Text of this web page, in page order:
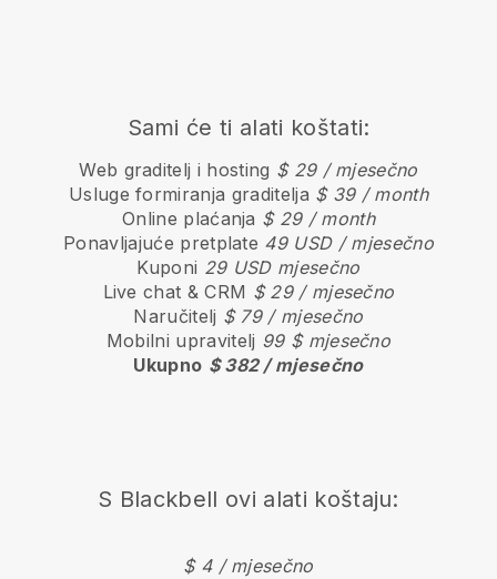
Sami će ti alati koštati:
Web graditelj i hosting $ 29 / mjesečno
Usluge formiranja graditelja $ 39 / month
Online plaćanja $ 29 / month
Ponavljajuće pretplate 49 USD / mjesečno
Kuponi 29 USD mjesečno
Live chat & CRM $ 29 / mjesečno
Naručitelj $ 79 / mjesečno
Mobilni upravitelj 99 $ mjesečno
Ukupno $ 382 / mjesečno
S Blackbell ovi alati koštaju:
$ 4 / mjesečno